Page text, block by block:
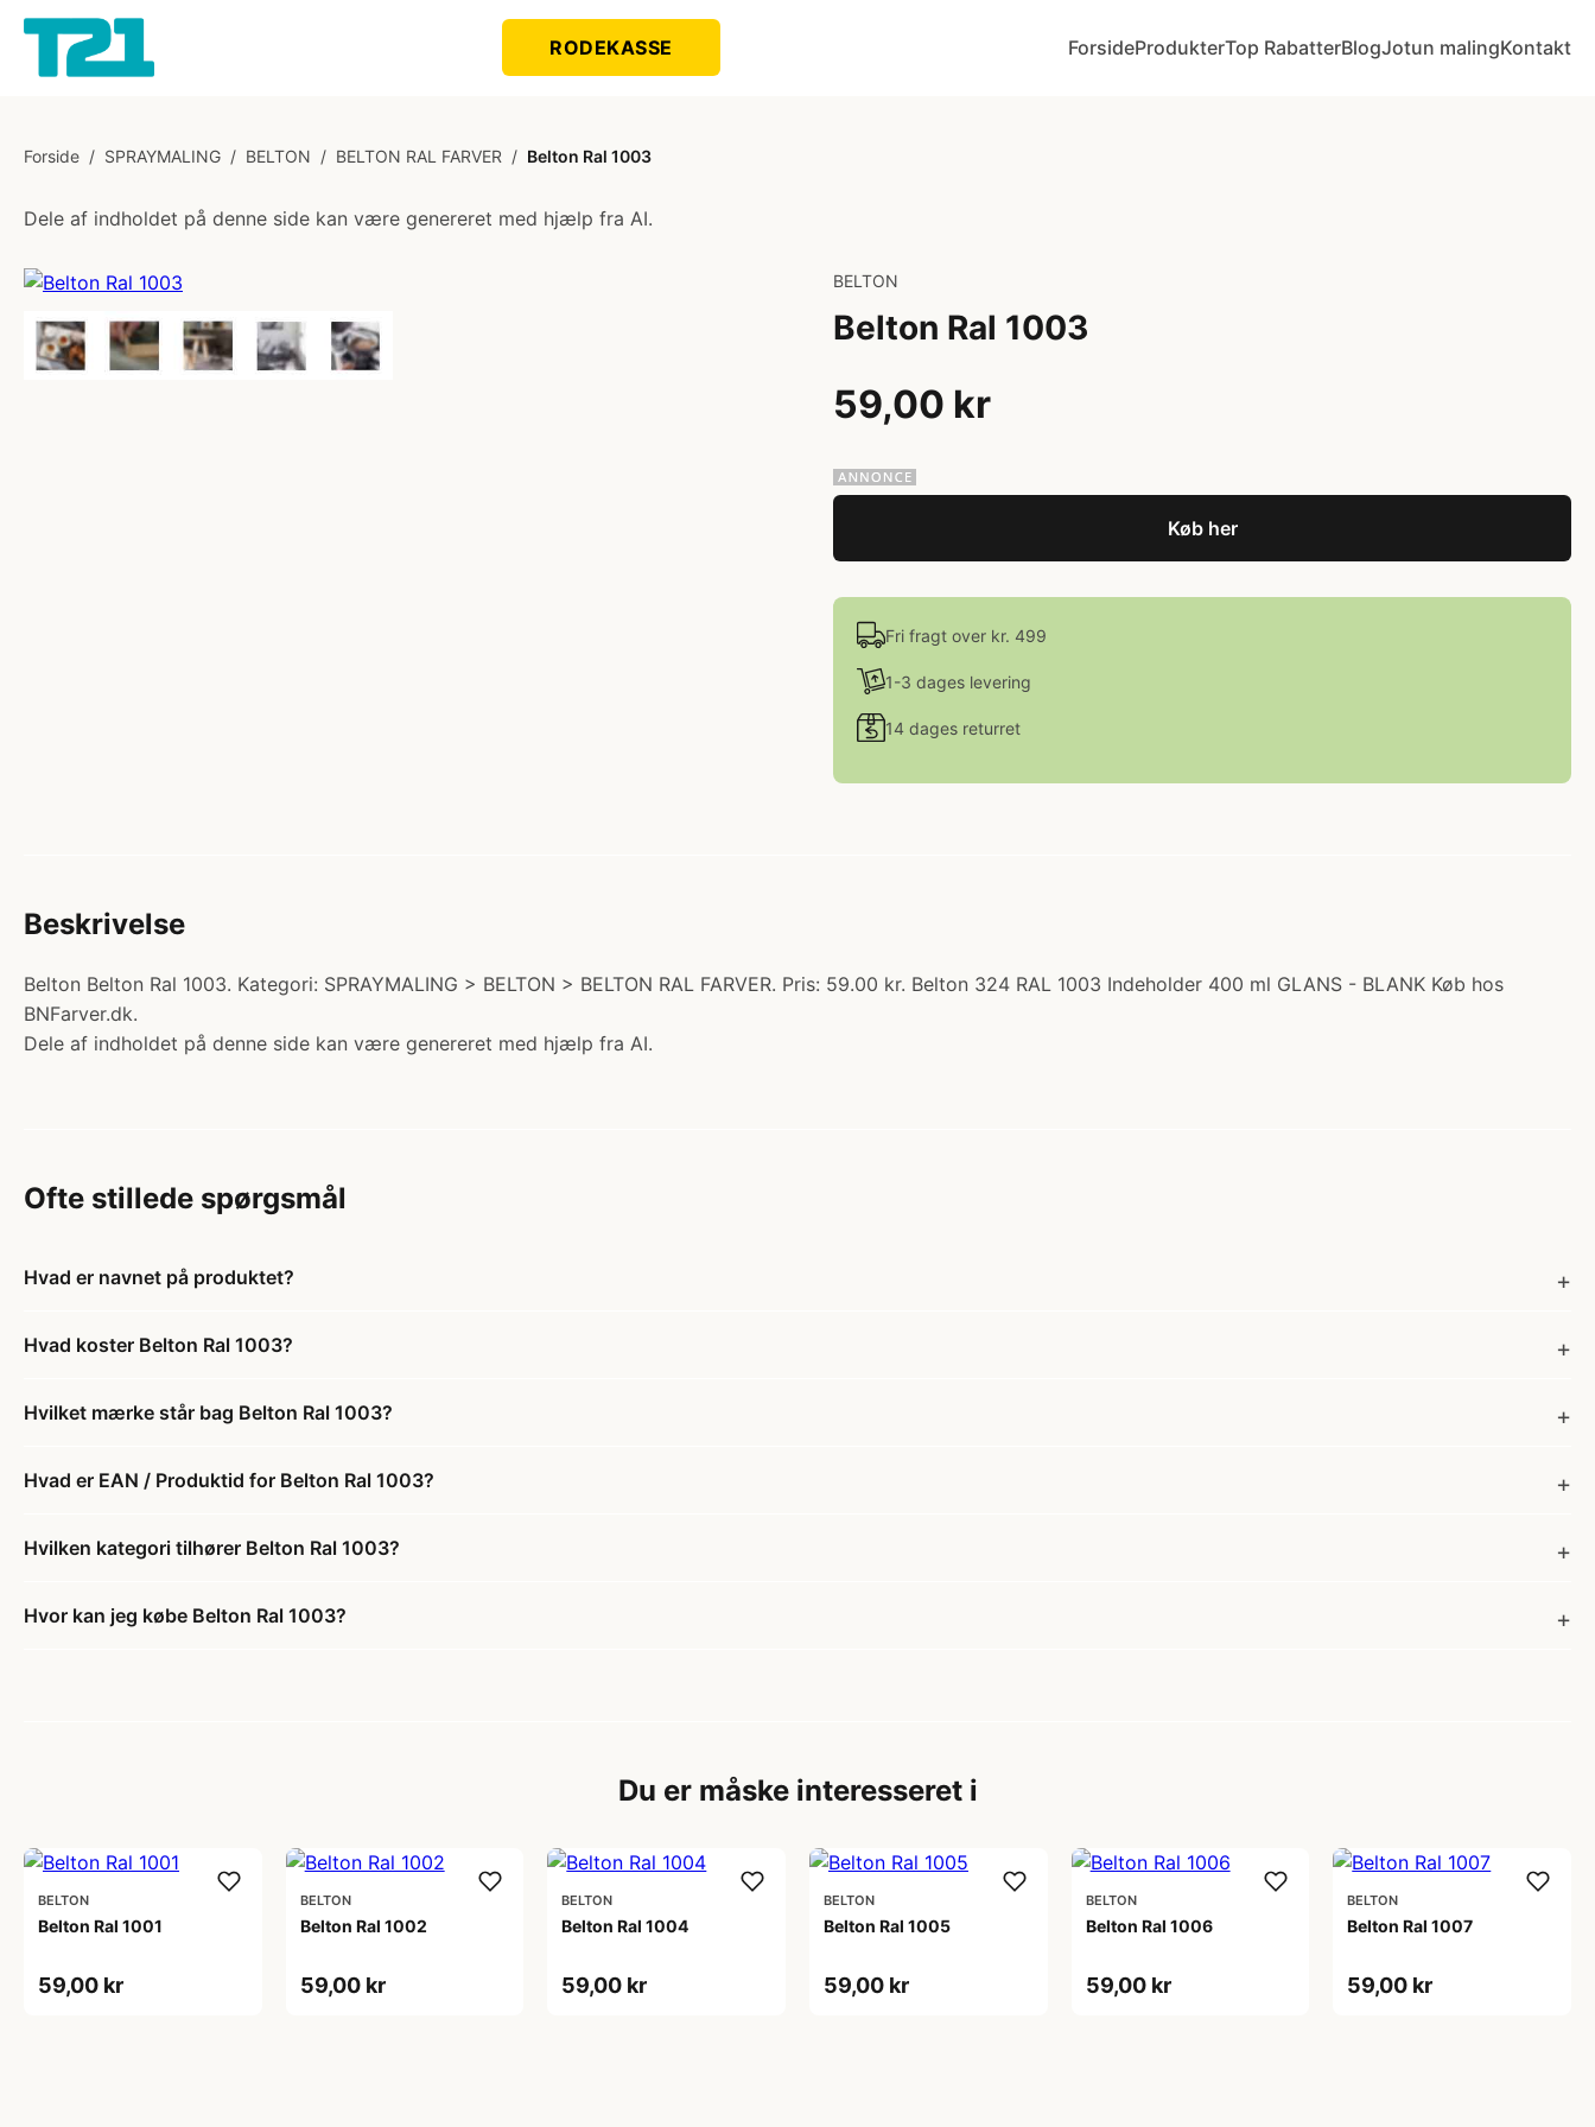
RODEKASSE ForsideProdukterTop RabatterBlogJotun malingKontakt
Forside / SPRAYMALING / BELTON / BELTON RAL FARVER / Belton Ral 1003
Dele af indholdet på denne side kan være genereret med hjælp fra AI.
BELTON
Belton Ral 1003
59,00 kr
Køb her
Fri fragt over kr. 499
1-3 dages levering
14 dages returret
Beskrivelse
Belton Belton Ral 1003. Kategori: SPRAYMALING > BELTON > BELTON RAL FARVER. Pris: 59.00 kr. Belton 324 RAL 1003 Indeholder 400 ml GLANS - BLANK Køb hos
BNFarver.dk.
Dele af indholdet på denne side kan være genereret med hjælp fra AI.
Ofte stillede spørgsmål
Hvad er navnet på produktet?
Hvad koster Belton Ral 1003?
Hvilket mærke står bag Belton Ral 1003?
Hvad er EAN / Produktid for Belton Ral 1003?
Hvilken kategori tilhører Belton Ral 1003?
Hvor kan jeg købe Belton Ral 1003?
Du er måske interesseret i
BELTON
Belton Ral 1001
59,00 kr
BELTON
Belton Ral 1002
59,00 kr
BELTON
Belton Ral 1004
59,00 kr
BELTON
Belton Ral 1005
59,00 kr
BELTON
Belton Ral 1006
59,00 kr
BELTON
Belton Ral 1007
59,00 kr